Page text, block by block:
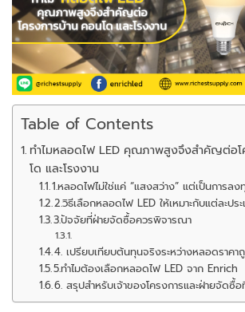
Table of Contents
ทำไมหลอดไฟ LED คุณภาพสูงจึงสำคัญต่อโ
โด และโรงงาน
1.หลอดไฟไม่ใช่แค่ “แสงสว่าง” แต่เป็นการลง
2.วิธีเลือกหลอดไฟ LED ให้เหมาะกับแต่ละปร
3.ปัจจัยที่ฝ่ายจัดซื้อควรพิจารณา
4. เปรียบเทียบต้นทุนจริงระหว่างหลอดรา
5.ทำไมต้องเลือกหลอดไฟ LED จาก Enrich
6. สรุปสำหรับเจ้าของโครงการและฝ่ายจัดซื้